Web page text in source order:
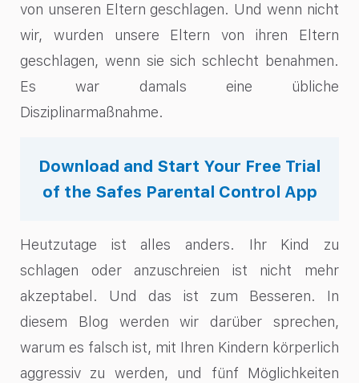
von unseren Eltern geschlagen. Und wenn nicht
wir, wurden unsere Eltern von ihren Eltern
geschlagen, wenn sie sich schlecht benahmen.
Es war damals eine übliche
Disziplinarmaßnahme.
Download and Start Your Free Trial
of the Safes Parental Control App
Heutzutage ist alles anders. Ihr Kind zu
schlagen oder anzuschreien ist nicht mehr
akzeptabel. Und das ist zum Besseren. In
diesem Blog werden wir darüber sprechen,
warum es falsch ist, mit Ihren Kindern körperlich
aggressiv zu werden, und fünf Möglichkeiten